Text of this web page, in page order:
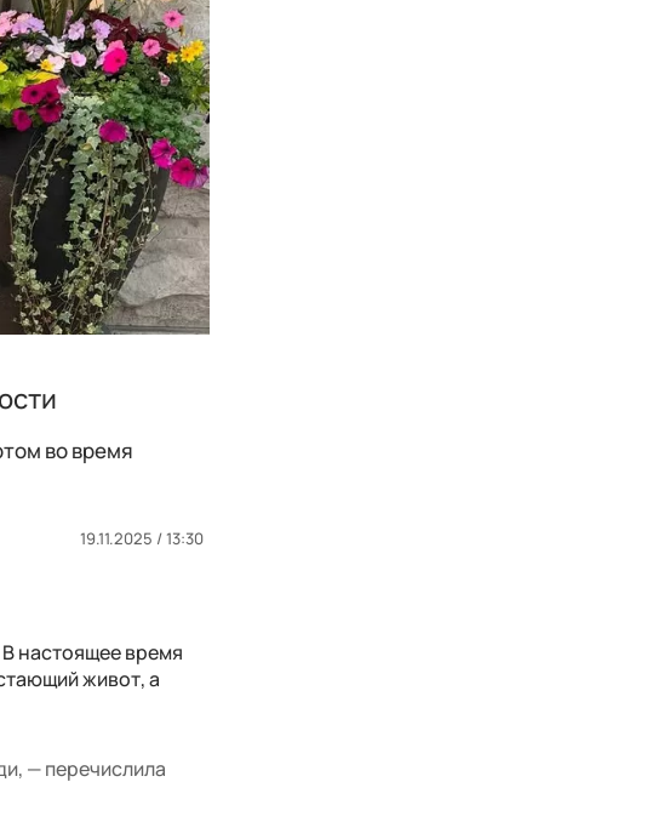
во время
19.11.2025 / 13:30
настоящее время
живот, а
— перечислила